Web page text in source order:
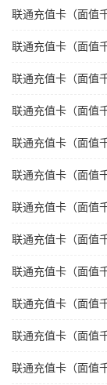
联通充值卡（面值
联通充值卡（面值
联通充值卡（面值
联通充值卡（面值
联通充值卡（面值
联通充值卡（面值
联通充值卡（面值
联通充值卡（面值
联通充值卡（面值
联通充值卡（面值
联通充值卡（面值
联通充值卡（面值